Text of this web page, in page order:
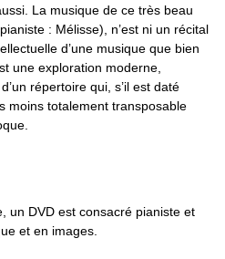
La musique de ce très beau
: Mélisse), n’est ni un récital
d’une musique que bien
une exploration moderne,
répertoire qui, s’il est daté
moins totalement transposable
un DVD est consacré pianiste et
et en images.